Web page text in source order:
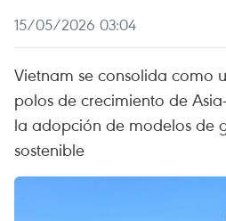
15/05/2026 03:04
Vietnam se consolida como
polos de crecimiento de
la adopción de modelos de
sostenible